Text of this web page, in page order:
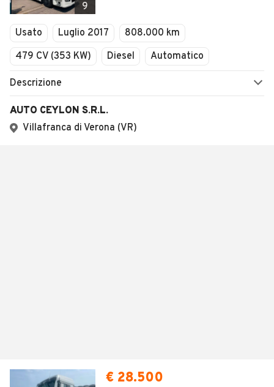
9
Usato Luglio 2017
808.000 km
479 CV (353 KW)
Diesel Automatico
Descrizione
AUTO CEYLON S.R.L.
Villafranca di Verona (VR)
€ 28.500